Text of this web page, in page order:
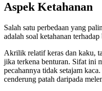
Aspek Ketahanan
Salah satu perbedaan yang
adalah soal ketahanan terhadap
Akrilik relatif keras dan kaku,
jika terkena benturan. Sifat ini
pecahannya tidak setajam
cenderung patah daripada